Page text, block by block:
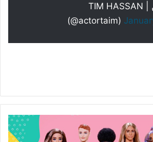
— تيم حسن | TIM HASSAN
(@actortaim)